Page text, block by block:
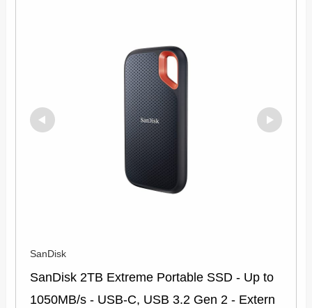
SanDisk
SanDisk 2TB Extreme Portable SSD - Up to
1050MB/s - USB-C, USB 3.2 Gen 2 - Extern